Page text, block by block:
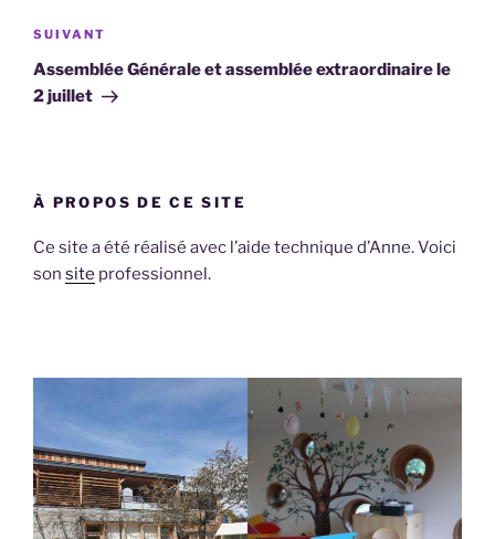
de
l’article
Article
suivant
SUIVANT
Assemblée Générale et assemblée extraordinaire le
2 juillet
À PROPOS DE CE SITE
Ce site a été réalisé avec l’aide technique d’Anne. Voici
son site professionnel.